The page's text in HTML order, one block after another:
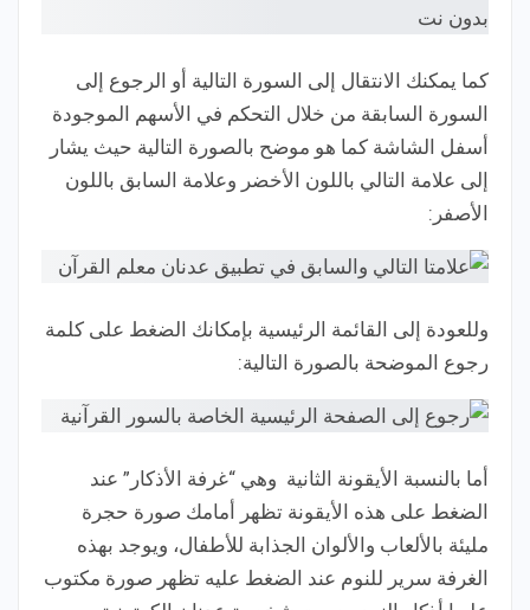
كما يمكنك الانتقال إلى السورة التالية أو الرجوع إلى
السورة السابقة من خلال التحكم في الأسهم الموجودة
أسفل الشاشة كما هو موضح بالصورة التالية حيث يشار
إلى علامة التالي باللون الأخضر وعلامة السابق باللون
الأصفر:
وللعودة إلى القائمة الرئيسية بإمكانك الضغط على كلمة
رجوع الموضحة بالصورة التالية:
أما بالنسبة الأيقونة الثانية وهي “غرفة الأذكار” عند
الضغط على هذه الأيقونة تظهر أمامك صورة حجرة
مليئة بالألعاب والألوان الجذابة للأطفال، ويوجد بهذه
الغرفة سرير للنوم عند الضغط عليه تظهر صورة مكتوب